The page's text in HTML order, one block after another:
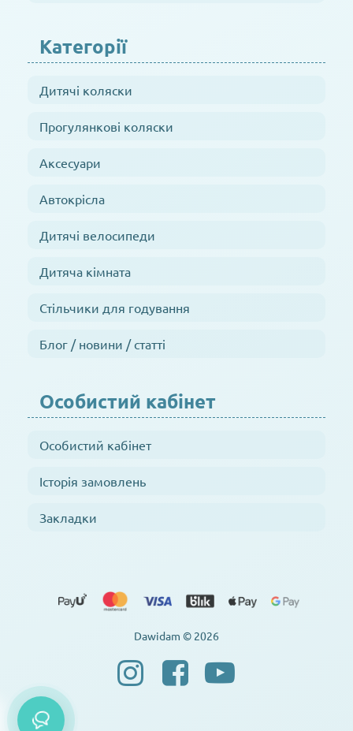
Категорії
Дитячі коляски
Прогулянкові коляски
Аксесуари
Автокрісла
Дитячі велосипеди
Дитяча кімната
Стільчики для годування
Блог / новини / статті
Особистий кабінет
Особистий кабінет
Історія замовлень
Закладки
Dawidam © 2026